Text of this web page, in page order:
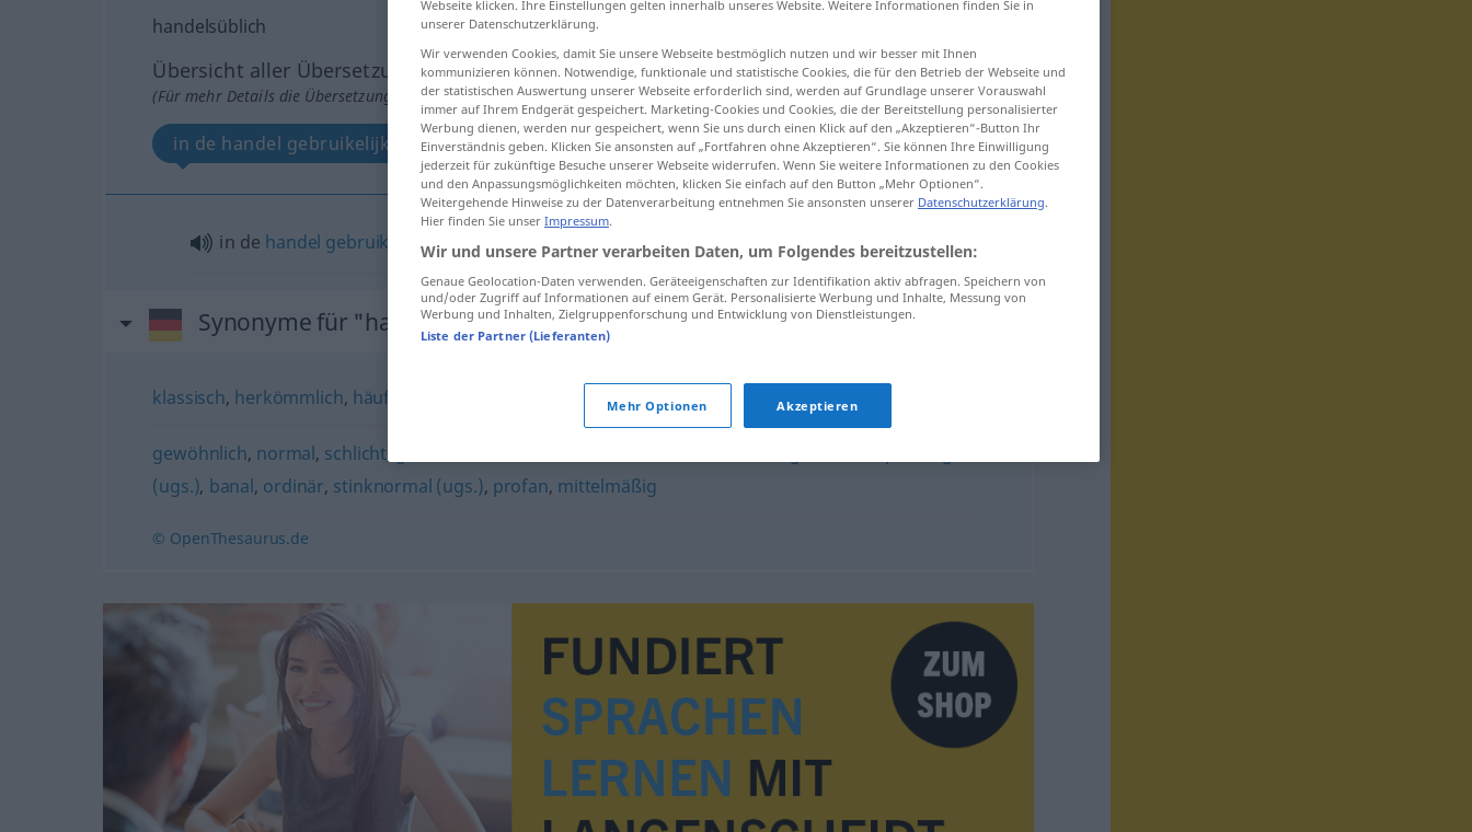
handelsüblich
Übersicht aller Übersetzungen
(Für mehr Details die Übersetzung anklicken/antippen)
in de handel gebruikelijk
in de handel gebruikelijk handelsüblich
Synonyme für "handelsüblich"
klassisch, herkömmlich, häufig gewöhnlich gebräuchlich normal ,ortsüblich
gewöhnlich, normal, schlicht
(ugs.), banal, ordinär, stinknormal (ugs.), profan, mittelmäßig
© OpenThesaurus.de
Webseite klicken. Ihre Einstellungen gelten innerhalb unseres Website. Weitere Informationen finden Sie in
unserer Datenschutzerklärung.
Wir verwenden Cookies, damit Sie unsere Webseite bestmöglich nutzen und wir besser mit Ihnen
kommunizieren können. Notwendige, funktionale und statistische Cookies, die für den Betrieb der Webseite und
der statistischen Auswertung unserer Webseite erforderlich sind, werden auf Grundlage unserer Vorauswahl
immer auf Ihrem Endgerät gespeichert. Marketing-Cookies und Cookies, die der Bereitstellung personalisierter
Werbung dienen, werden nur gespeichert, wenn Sie uns durch einen Klick auf den „Akzeptieren“-Button Ihr
Einverständnis geben. Klicken Sie ansonsten auf „Fortfahren ohne Akzeptieren“. Sie können Ihre Einwilligung
jederzeit für zukünftige Besuche unserer Webseite widerrufen. Wenn Sie weitere Informationen zu den Cookies
und den Anpassungsmöglichkeiten möchten, klicken Sie einfach auf den Button „Mehr Optionen“.
Weitergehende Hinweise zu der Datenverarbeitung entnehmen Sie ansonsten unserer Datenschutzerklärung.
Hier finden Sie unser Impressum.
Wir und unsere Partner verarbeiten Daten, um Folgendes bereitzustellen:
Genaue Geolocation-Daten verwenden. Geräteeigenschaften zur Identifikation aktiv abfragen. Speichern von
und/oder Zugriff auf Informationen auf einem Gerät. Personalisierte Werbung und Inhalte, Messung von
Werbung und Inhalten, Zielgruppenforschung und Entwicklung von Dienstleistungen.
Liste der Partner (Lieferanten)
Mehr Optionen Akzeptieren